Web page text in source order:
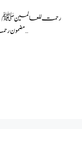
مضمون رحمت دو عالم ﷺ مضمون محسن انسانیت مضمون حضور …